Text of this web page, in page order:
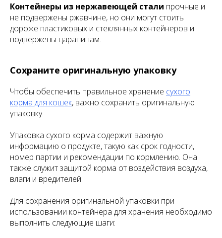
Контейнеры из нержавеющей стали прочные и
не подвержены ржавчине, но они могут стоить
дороже пластиковых и стеклянных контейнеров и
подвержены царапинам.
Сохраните оригинальную упаковку
Чтобы обеспечить правильное хранение сухого
корма для кошек, важно сохранить оригинальную
упаковку.
Упаковка сухого корма содержит важную
информацию о продукте, такую как срок годности,
номер партии и рекомендации по кормлению. Она
также служит защитой корма от воздействия воздуха,
влаги и вредителей.
Для сохранения оригинальной упаковки при
использовании контейнера для хранения необходимо
выполнить следующие шаги: